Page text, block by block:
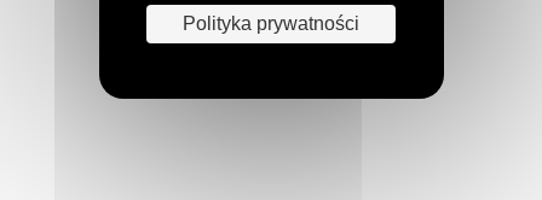
Napisz do nas
WYŚLIJ WIADOMOŚĆ
Polityka prywatności